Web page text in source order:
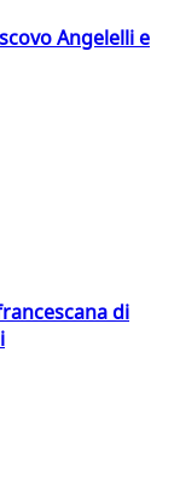
Angelelli e
di